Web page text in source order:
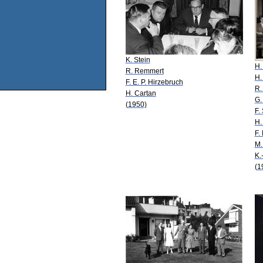
K. Stein
R. Remmert
F. E. P. Hirzebruch
H. Cartan
(1950)
F.
F.